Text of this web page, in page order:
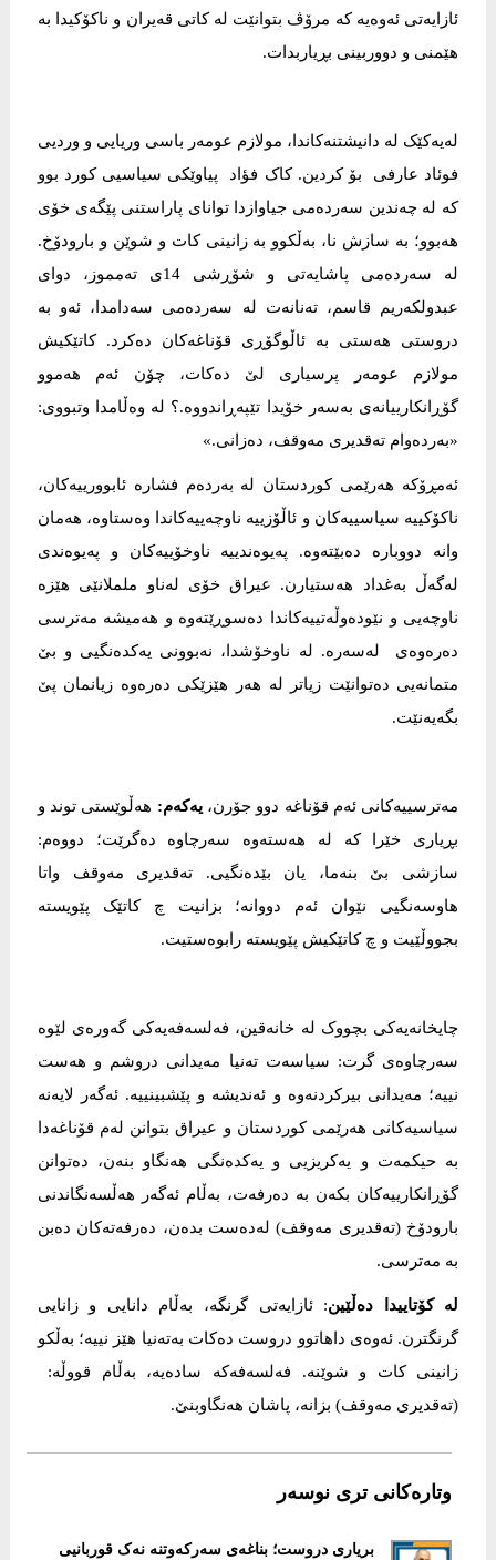
ئازایەتی ئەوەیە کە مرۆڤ بتوانێت لە کاتی قەیران و ناکۆکیدا بە
هێمنی و دووربینی بڕیاربدات.
لەیەکێک لە دانیشتنەکاندا، مولازم عومەر باسی وریایی و وردیی
فوئاد عارفی بۆ کردین. کاک فؤاد پیاوێکی سیاسیی کورد بوو
کە لە چەندین سەردەمی جیاوازدا توانای پاراستنی پێگەی خۆی
هەبوو؛ بە سازش نا، بەڵکوو بە زانینی کات و شوێن و بارودۆخ.
لە سەردەمی پاشایەتی و شۆڕشی 14ی تەمموز، دوای
عبدولکەریم قاسم، تەنانەت لە سەردەمی سەدامدا، ئەو بە
دروستی هەستی بە ئاڵوگۆڕی قۆناغەکان دەکرد. کاتێکیش
مولازم عومەر پرسیاری لێ دەکات، چۆن ئەم هەموو
گۆڕانکارییانەی بەسەر خۆیدا تێپەڕاندووە.؟ لە وەڵامدا وتبووی:
«بەردەوام تەقدیری مەوقف، دەزانی.»
ئەمڕۆکە هەرێمی کوردستان لە بەردەم فشارە ئابوورییەکان،
ناکۆکییە سیاسییەکان و ئاڵۆزییە ناوچەییەکاندا وەستاوە، هەمان
وانە دووبارە دەبێتەوە. پەیوەندییە ناوخۆییەکان و پەیوەندی
لەگەڵ بەغداد هەستیارن. عیراق خۆی لەناو ململانێی هێزە
ناوچەیی و نێودەوڵەتییەکاندا دەسوڕێتەوە و هەمیشە مەترسی
دەرەوەی لەسەرە. لە ناوخۆشدا، نەبوونی یەکدەنگیی و بێ‌
متمانەیی دەتوانێت زیاتر لە هەر هێزێکی دەرەوە زیانمان پێ
بگەیەنێت.
مەترسییەکانی ئەم قۆناغە دوو جۆرن،یەکەم: هەڵوێستی توند و
بڕیاری خێرا کە لە هەستەوە سەرچاوە دەگرێت؛ دووەم:
سازشی بێ‌ بنەما، یان بێدەنگیی. تەقدیری مەوقف واتا
هاوسەنگیی نێوان ئەم دووانە؛ بزانیت چ کاتێک پێویستە
بجووڵێیت و چ کاتێکیش پێویستە رابوەستیت.
چایخانەیەکی بچووک لە خانەقین، فەلسەفەیەکی گەورەی لێوە
سەرچاوەی گرت: سیاسەت تەنیا مەیدانی دروشم و هەست
نییە؛ مەیدانی بیرکردنەوە و ئەندیشە و پێشبینییە. ئەگەر لایەنە
سیاسیەکانی هەرێمی کوردستان و عیراق بتوانن لەم قۆناغەدا
بە حیکمەت و یەکریزیی و یەکدەنگی هەنگاو بنەن، دەتوانن
گۆڕانکارییەکان بکەن بە دەرفەت، بەڵام ئەگەر هەڵسەنگاندنی
بارودۆخ (تەقدیری مەوقف) لەدەست بدەن، دەرفەتەکان دەبن
بە مەترسی.
لە کۆتاییدا دەڵێین: ئازایەتی گرنگە، بەڵام دانایی و زانایی
گرنگترن. ئەوەی داهاتوو دروست دەکات بەتەنیا هێز نییە؛ بەڵکو
زانینی کات و شوێنە. فەلسەفەکە سادەیە، بەڵام قووڵە:
(تەقدیری مەوقف) بزانە، پاشان هەنگاوبنێ.
وتارەکانی تری نوسەر
بریاری دروست؛ بناغەی سەرکەوتنە نەک قوربانیی